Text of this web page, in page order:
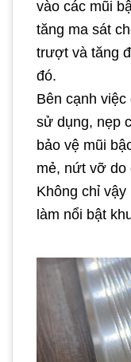
vào các mũi
tăng ma sát
trượt và tăng
đó.
Bên cạnh
sử dụng, nẹp
bảo vệ mũi
mẻ, nứt vỡ do
Không chỉ
làm nổi bật